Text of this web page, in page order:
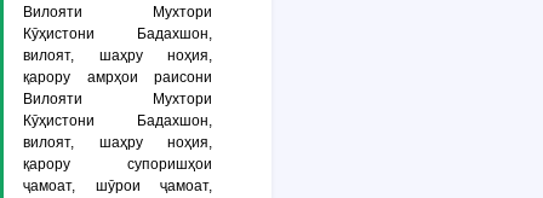
Вилояти Мухтори
Кӯҳистони Бадахшон,
вилоят, шаҳру ноҳия,
қарору амрҳои раисони
Вилояти Мухтори
Кӯҳистони Бадахшон,
вилоят, шаҳру ноҳия,
қарору супоришҳои
ҷамоат, шӯрои ҷамоат,